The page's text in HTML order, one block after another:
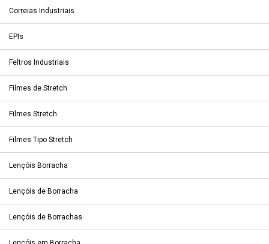
Correias Industriais
EPIs
Feltros Industriais
Filmes de Stretch
Filmes Stretch
Filmes Tipo Stretch
Lençóis Borracha
Lençóis de Borracha
Lençóis de Borrachas